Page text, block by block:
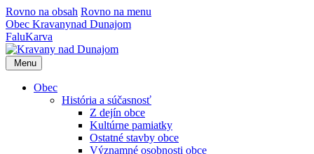
Rovno na obsah Rovno na menu
Obec Kravanynad Dunajom
FaluKarva
Menu
Obec
História a súčasnosť
Z dejín obce
Kultúrne pamiatky
Ostatné stavby obce
Významné osobnosti obce